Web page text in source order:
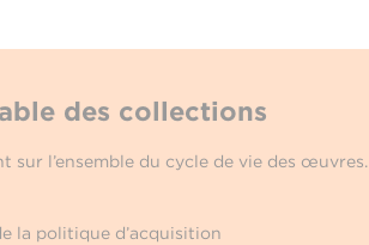
des collections
sur l’ensemble du cycle de vie des œuvres.
la politique d’acquisition